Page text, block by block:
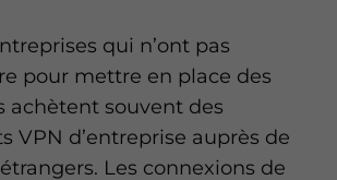
qui n’ont pas
pour mettre en place des
achètent souvent des
VPN d’entreprise auprès de
Les connexions de